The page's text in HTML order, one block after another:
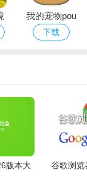
我的宠物pou
下载破解版中
下载
版本大
谷歌浏览